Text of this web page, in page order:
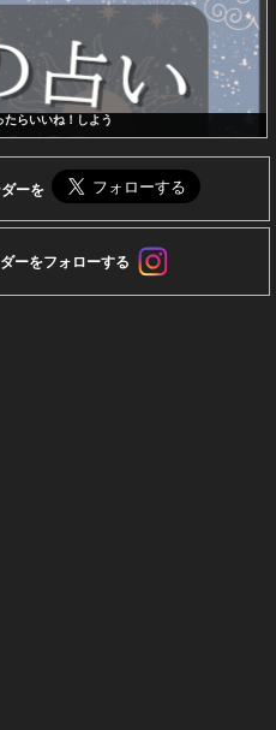
らいいね！しよう
ーを
ーをフォローする